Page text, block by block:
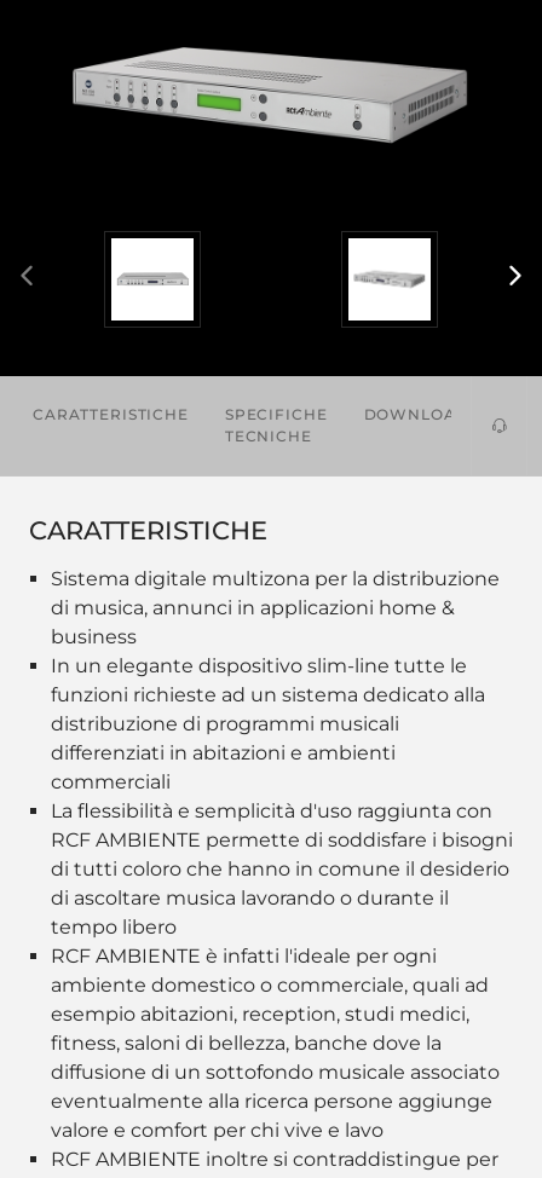
CARATTERISTICHE
SPECIFICHE
TECNICHE
DOWNLOADS
CARATTERISTICHE
Sistema digitale multizona per la distribuzione
di musica, annunci in applicazioni home &
business
In un elegante dispositivo slim-line tutte le
funzioni richieste ad un sistema dedicato alla
distribuzione di programmi musicali
differenziati in abitazioni e ambienti
commerciali
La flessibilità e semplicità d'uso raggiunta con
RCF AMBIENTE permette di soddisfare i bisogni
di tutti coloro che hanno in comune il desiderio
di ascoltare musica lavorando o durante il
tempo libero
RCF AMBIENTE è infatti l'ideale per ogni
ambiente domestico o commerciale, quali ad
esempio abitazioni, reception, studi medici,
fitness, saloni di bellezza, banche dove la
diffusione di un sottofondo musicale associato
eventualmente alla ricerca persone aggiunge
valore e comfort per chi vive e lavo
RCF AMBIENTE inoltre si contraddistingue per